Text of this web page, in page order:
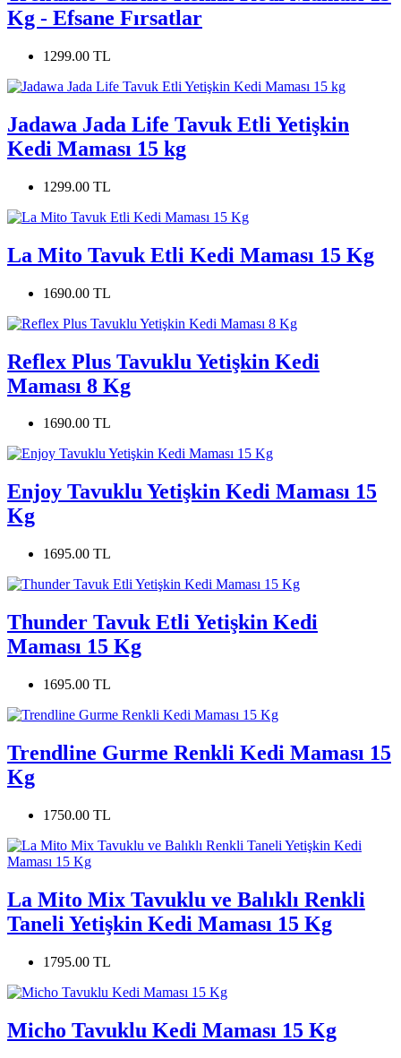
Kg - Efsane Fırsatlar
1299.00 TL
Jadawa Jada Life Tavuk Etli Yetişkin
Kedi Maması 15 kg
1299.00 TL
La Mito Tavuk Etli Kedi Maması 15 Kg
1690.00 TL
Reflex Plus Tavuklu Yetişkin Kedi
Maması 8 Kg
1690.00 TL
Enjoy Tavuklu Yetişkin Kedi Maması 15
Kg
1695.00 TL
Thunder Tavuk Etli Yetişkin Kedi
Maması 15 Kg
1695.00 TL
Trendline Gurme Renkli Kedi Maması 15
Kg
1750.00 TL
La Mito Mix Tavuklu ve Balıklı Renkli
Taneli Yetişkin Kedi Maması 15 Kg
1795.00 TL
Micho Tavuklu Kedi Maması 15 Kg